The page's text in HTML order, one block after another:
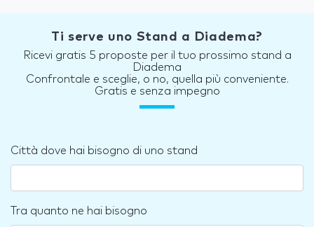
Ti serve uno Stand a Diadema?
Ricevi gratis 5 proposte per il tuo prossimo stand a
Diadema
Confrontale e sceglie, o no, quella più conveniente.
Gratis e senza impegno
Città dove hai bisogno di uno stand
Tra quanto ne hai bisogno